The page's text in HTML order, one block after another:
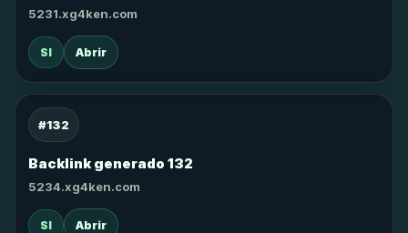
5231.xg4ken.com
SI Abrir
#132
Backlink generado 132
5234.xg4ken.com
SI Abrir